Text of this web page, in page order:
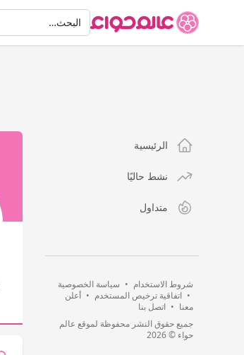
البحثالبحث…
الرئيسية
نشط حاليًا
متداول
شروط الاستخدام • سياسة الخصوصية
• اتفاقية ترخيص المستخدم • أعلن
معنا • اتصل بنا
جميع حقوق النشر محفوظة لموقع عالم
حواء © 2026